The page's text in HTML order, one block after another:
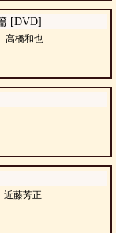
[DVD]
高橋和也
近藤芳正